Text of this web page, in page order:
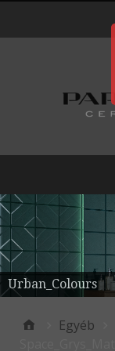
Urban_Colours
Egyéb